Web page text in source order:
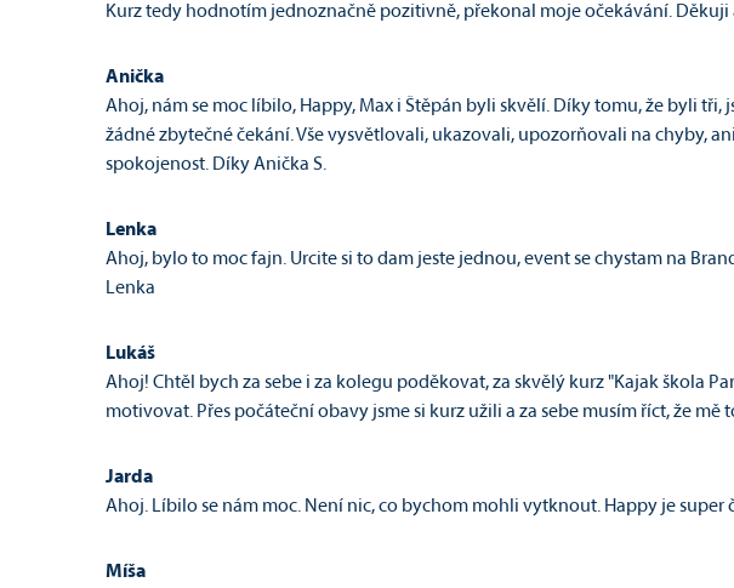
Kurz tedy hodnotím jednoznačně pozitivně, překonal moje očekávání. Děkuji
Anička
Ahoj, nám se moc líbilo, Happy, Max i Štěpán byli skvělí. Díky tomu, že byli
žádné zbytečné čekání. Vše vysvětlovali, ukazovali, upozorňovali na chyby,
spokojenost. Díky Anička S.
Lenka
Ahoj, bylo to moc fajn. Urcite si to dam jeste jednou, event se chystam na
Lenka
Lukáš
Ahoj! Chtěl bych za sebe i za kolegu poděkovat, za skvělý kurz "Kajak škola
motivovat. Přes počáteční obavy jsme si kurz užili a za sebe musím říct, že mě
Jarda
Ahoj. Líbilo se nám moc. Není nic, co bychom mohli vytknout. Happy je super
Míša